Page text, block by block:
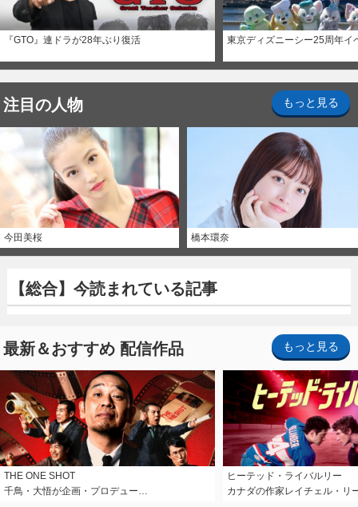
『GTO』連ドラが28年ぶり復活 東京ディズニーシー25周年イ
注目の人物 もっと見る
今田美桜 橋本環奈
【総合】今読まれている記事
最新＆おすすめ 配信作品 もっと見る
THE ONE SHOT
千鳥・大悟が企画・プロデュー…
ヒーテッド・ライバルリー
カナダの作家レイチェル・リ